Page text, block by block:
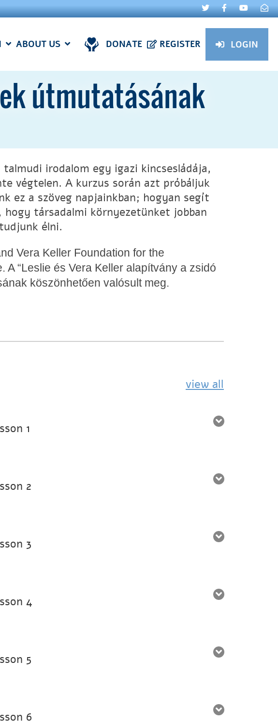
ABOUT US DONATE REGISTER LOGIN
útmutatásának
irodalom egy igazi kincsesládája,
végtelen. A kurzus során azt próbáljuk
ez a szöveg napjainkban; hogyan segít
hogy társadalmi környezetünket jobban
élni.
Vera Keller Foundation for the
“Leslie és Vera Keller alapítvány a zsidó
köszönhetően valósult meg.
view all
1
2
3
4
5
6